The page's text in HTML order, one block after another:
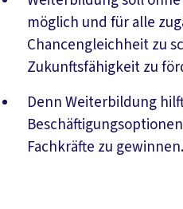
möglich und für alle
Chancengleichheit zu
Zukunftsfähigkeit zu
Denn Weiterbildung
Fachkräfte zu gewinnen.